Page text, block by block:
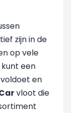
zijn in de
op vele
een
en
vloot die